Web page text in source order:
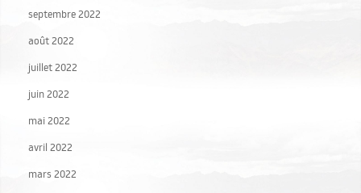
septembre 2022
août 2022
juillet 2022
juin 2022
mai 2022
avril 2022
mars 2022